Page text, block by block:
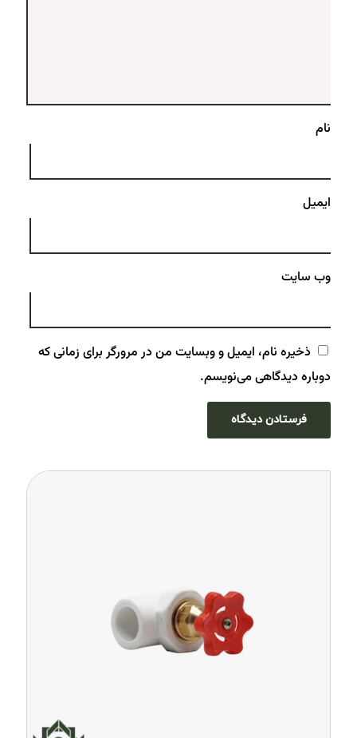
نام
ایمیل
وب‌ سایت
ذخیره نام، ایمیل و وبسایت من در مرورگر برای زمانی که
دوباره دیدگاهی می‌نویسم.